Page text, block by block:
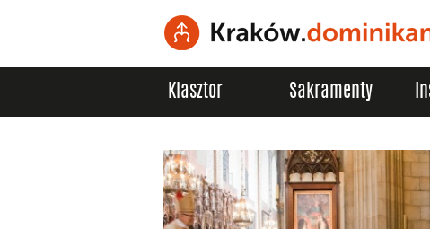
Klasztor Sakramenty